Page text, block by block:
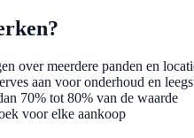
over meerdere panden en
aan voor onderhoud en
70% tot 80% van de waarde
voor elke aankoop